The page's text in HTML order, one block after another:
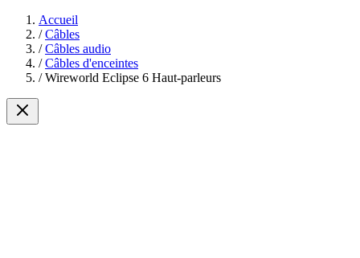
Accueil
/ Câbles
/ Câbles audio
/ Câbles d'enceintes
/ Wireworld Eclipse 6 Haut-parleurs